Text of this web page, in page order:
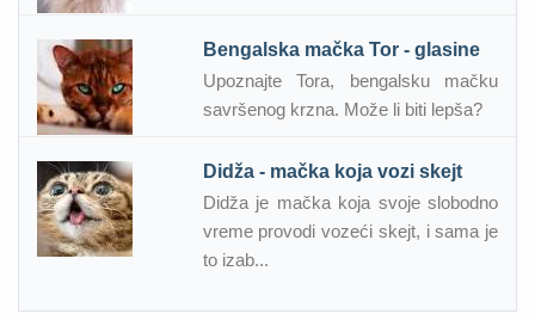
Bengalska mačka Tor - glasine
Upoznajte Tora, bengalsku mačku
savršenog krzna. Može li biti lepša?
Didža - mačka koja vozi skejt
Didža je mačka koja svoje slobodno
vreme provodi vozeći skejt, i sama je
to izab...